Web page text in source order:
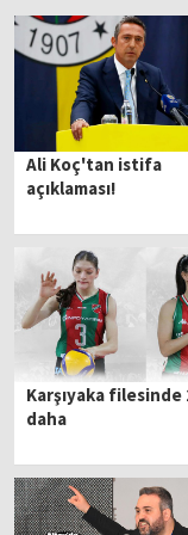
Ali Koç'tan istifa
açıklaması!
Karşıyaka filesinde
daha